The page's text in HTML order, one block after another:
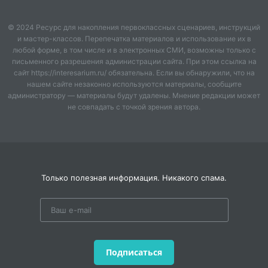
стал безупречным
© 2024 Ресурс для накопления первоклассных сценариев, инструкций
и мастер-классов. Перепечатка материалов и использование их в
любой форме, в том числе и в электронных СМИ, возможны только с
письменного разрешения администрации сайта. При этом ссылка на
сайт https://interesarium.ru/ обязательна. Если вы обнаружили, что на
нашем сайте незаконно используются материалы, сообщите
администратору — материалы будут удалены. Мнение редакции может
не совпадать с точкой зрения автора.
Только полезная информация. Никакого спама.
Подписаться